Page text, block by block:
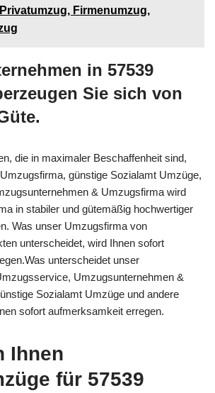
Firmenumzug,
in 57539
Sie sich von
die in maximaler Beschaffenheit sind,
günstige Sozialamt Umzüge,
& Umzugsfirma wird
in stabiler und gütemäßig hochwertiger
Was unser Umzugsfirma von
unterscheidet, wird Ihnen sofort
unterscheidet unser
Umzugsunternehmen &
Sozialamt Umzüge und andere
sofort aufmerksamkeit erregen.
Ihnen
für 57539